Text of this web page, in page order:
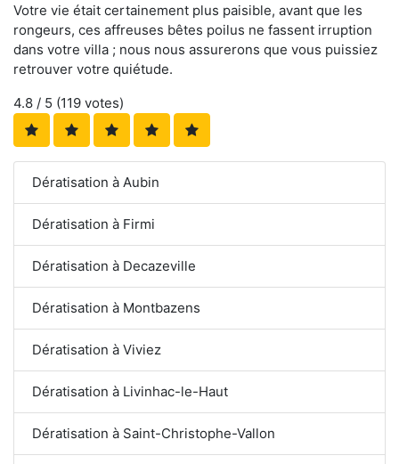
Votre vie était certainement plus paisible, avant que les
rongeurs, ces affreuses bêtes poilus ne fassent irruption
dans votre villa ; nous nous assurerons que vous puissiez
retrouver votre quiétude.
4.8 / 5 (119 votes)
Dératisation à Aubin
Dératisation à Firmi
Dératisation à Decazeville
Dératisation à Montbazens
Dératisation à Viviez
Dératisation à Livinhac-le-Haut
Dératisation à Saint-Christophe-Vallon